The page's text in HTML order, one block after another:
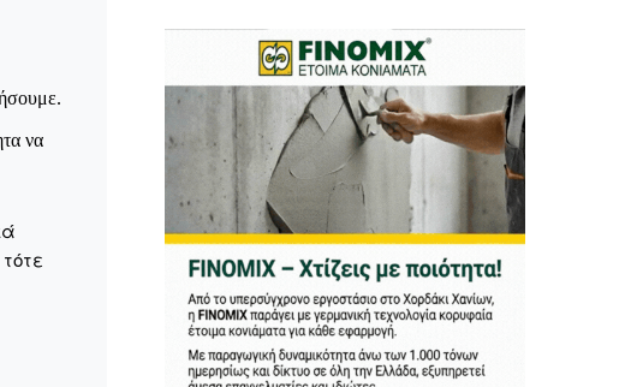
τι να πούμε ή τι να
που δεν έχουν την
την οικονομική δυνατότητα.
μια πραγματικά ελεύθερη
τότε δώστε μας τη δύναμη
να